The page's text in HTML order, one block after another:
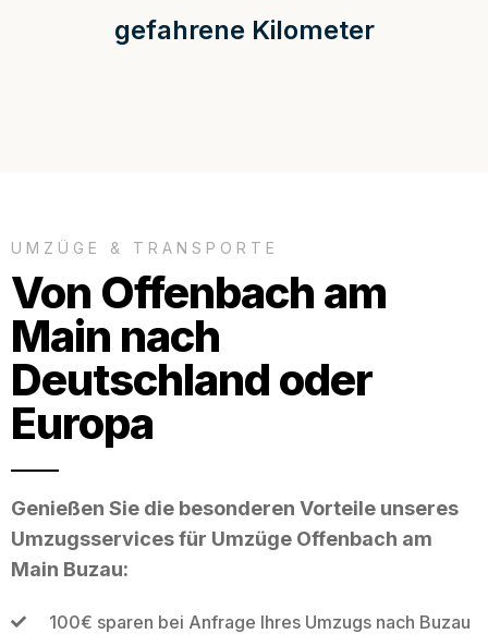
gefahrene Kilometer
UMZÜGE & TRANSPORTE
Von Offenbach am
Main nach
Deutschland oder
Europa
Genießen Sie die besonderen Vorteile unseres
Umzugsservices für Umzüge Offenbach am
Main Buzau:
100€ sparen bei Anfrage Ihres Umzugs nach Buzau